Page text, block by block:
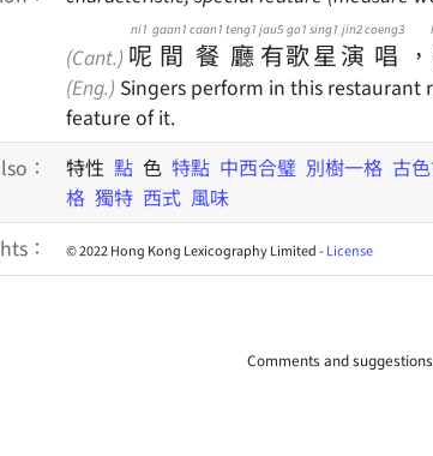
(Cant.) 呢
ni1
間
gaan1
餐
caan1
廳
teng1
有
jau5
歌
go1
星
sing1
演
jin2
唱
coeng3
，
(Eng.) Singers perform in this restaurant
feature of it.
：
特性 點 色 特點 中西合璧 別樹一格 古
格 獨特 西式 風味
： © 2022 Hong Kong Lexicography Limited -License
Comments and